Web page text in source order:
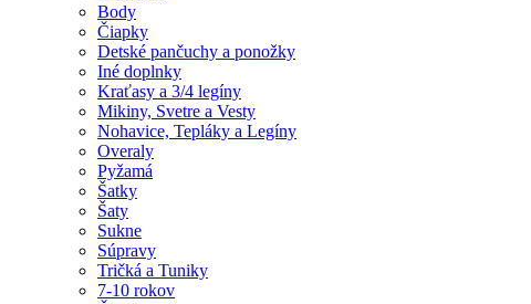
Body
Čiapky
Detské pančuchy a ponožky
Iné doplnky
Kraťasy a 3/4 legíny
Mikiny, Svetre a Vesty
Nohavice, Tepláky a Legíny
Overaly
Pyžamá
Šatky
Šaty
Sukne
Súpravy
Tričká a Tuniky
7-10 rokov